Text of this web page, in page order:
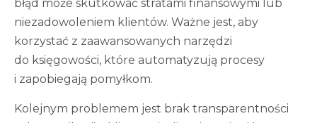
błąd może skutkować stratami finansowymi lub
niezadowoleniem klientów. Ważne jest, aby
korzystać z zaawansowanych narzędzi
do księgowości, które automatyzują procesy
i zapobiegają pomyłkom.
Kolejnym problemem jest brak transparentności